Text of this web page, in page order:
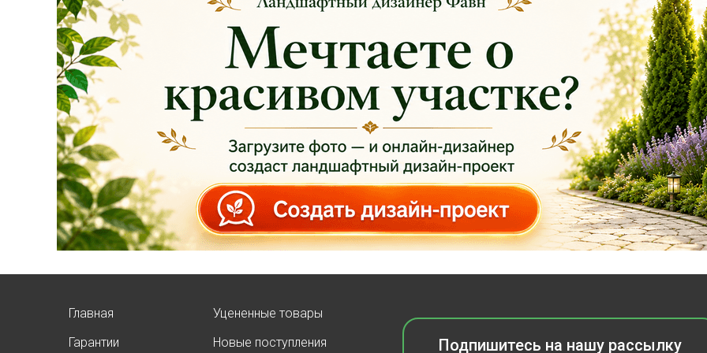
Главная
Гарантии
Уцененные товары
Новые поступления
Подпишитесь на нашу рассылку